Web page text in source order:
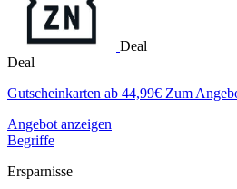
Deal
Deal
Gutscheinkarten ab 44,99€ Zum
Angebot anzeigen
Begriffe
Ersparnisse